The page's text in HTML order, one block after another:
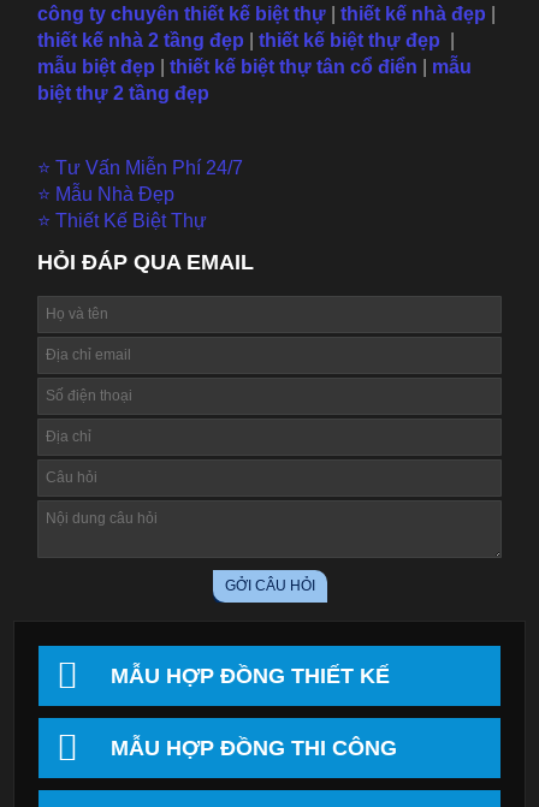
công ty chuyên thiết kế biệt thự |thiết kế nhà đẹp
thiết kế nhà 2 tầng đẹp
thiết kế biệt thự đẹp
mẫu biệt đẹp thiết kế biệt thự tân cổ điển
mẫu
biệt thự 2 tầng đẹp
⭐ Tư Vấn Miễn Phí 24/7
⭐ Mẫu Nhà Đẹp
⭐ Thiết Kế Biệt Thự
HỎI ĐÁP QUA EMAIL
MẪU HỢP ĐỒNG THIẾT KẾ
MẪU HỢP ĐỒNG THI CÔNG